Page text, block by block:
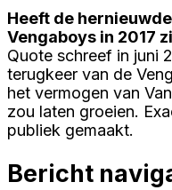
Heeft de
Vengaboys in 2017
Quote schreef in juni
terugkeer van de
het vermogen van
zou laten groeien.
publiek gemaakt.
Bericht